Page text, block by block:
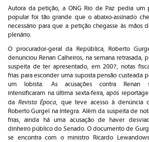
Autora da petição, a ONG Rio de Paz pedia um
popular foi tão grande que o abaixo-assinado
necessário para que a petição chegasse às mãos
plenário.
O procurador-geral da República, Roberto
denunciou Renan Calheiros, na semana retrasada,
suspeita de ter apresentado, em 2007, notas
frias para esconder uma suposta pensão custeada
um lobista. As acusações contra Renan
intensificaram na última sexta-feira, após
da Revista Época, que teve acesso à denúncia
Roberto Gurgel na íntegra. Além da suspeita de
frias, ainda há uma acusação de haver
dinheiro público do Senado. O documento de
se encontra com o ministro Ricardo